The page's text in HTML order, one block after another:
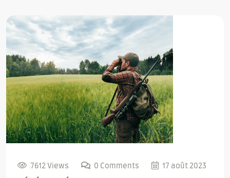
7612 Views 0 Comments 17 août 2023